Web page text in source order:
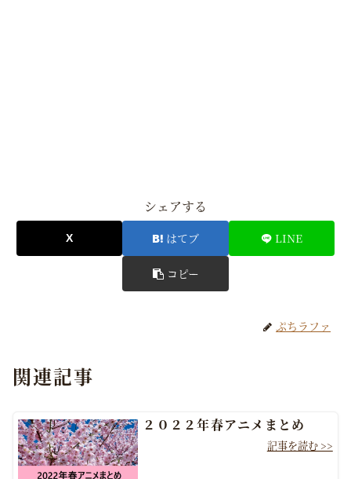
シェアする
はてブ LINE
コピー
ぷちラファ
関連記事
２０２２年春アニメまとめ